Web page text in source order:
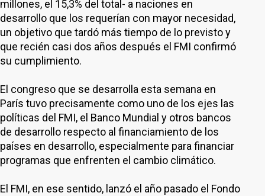
millones, el 15,3% del total- a naciones en
desarrollo que los requerían con mayor necesidad,
un objetivo que tardó más tiempo de lo previsto y
que recién casi dos años después el FMI confirmó
su cumplimiento.
El congreso que se desarrolla esta semana en
París tuvo precisamente como uno de los ejes las
políticas del FMI, el Banco Mundial y otros bancos
de desarrollo respecto al financiamiento de los
países en desarrollo, especialmente para financiar
programas que enfrenten el cambio climático.
El FMI, en ese sentido, lanzó el año pasado el Fondo